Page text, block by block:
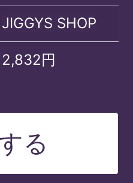
JIGGYS SHOP
2,832円
る